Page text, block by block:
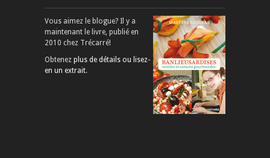
Vous aimez le blogue? Il y a
maintenant le livre, publié en
2010 chez Trécarré!
Obtenez plus de détails ou lisez-
en un extrait.